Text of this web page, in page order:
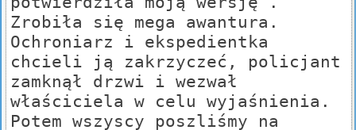
Zrobiła się mega awantura.
Ochroniarz i ekspedientka
chcieli ją zakrzyczeć, policjant
zamknął drzwi i wezwał
właściciela w celu wyjaśnienia.
Potem wszyscy poszliśmy na